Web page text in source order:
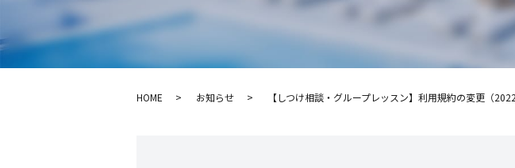
HOME お知らせ 【しつけ相談・グループレッスン】利用規約の変更（